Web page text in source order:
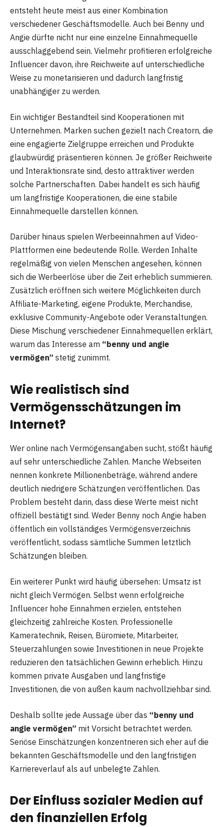
entsteht heute meist aus einer Kombination
verschiedener Geschäftsmodelle. Auch bei Benny und
Angie dürfte nicht nur eine einzelne Einnahmequelle
ausschlaggebend sein. Vielmehr profitieren erfolgreiche
Influencer davon, ihre Reichweite auf unterschiedliche
Weise zu monetarisieren und dadurch langfristig
unabhängiger zu werden.
Ein wichtiger Bestandteil sind Kooperationen mit
Unternehmen. Marken suchen gezielt nach Creatorn, die
eine engagierte Zielgruppe erreichen und Produkte
glaubwürdig präsentieren können. Je größer Reichweite
und Interaktionsrate sind, desto attraktiver werden
solche Partnerschaften. Dabei handelt es sich häufig
um langfristige Kooperationen, die eine stabile
Einnahmequelle darstellen können.
Darüber hinaus spielen Werbeeinnahmen auf Video-
Plattformen eine bedeutende Rolle. Werden Inhalte
regelmäßig von vielen Menschen angesehen, können
sich die Werbeerlöse über die Zeit erheblich summieren.
Zusätzlich eröffnen sich weitere Möglichkeiten durch
Affiliate-Marketing, eigene Produkte, Merchandise,
exklusive Community-Angebote oder Veranstaltungen.
Diese Mischung verschiedener Einnahmequellen erklärt,
warum das Interesse am “benny und angie
vermögen” stetig zunimmt.
Wie realistisch sind
Vermögensschätzungen im
Internet?
Wer online nach Vermögensangaben sucht, stößt häufig
auf sehr unterschiedliche Zahlen. Manche Webseiten
nennen konkrete Millionenbeträge, während andere
deutlich niedrigere Schätzungen veröffentlichen. Das
Problem besteht darin, dass diese Werte meist nicht
offiziell bestätigt sind. Weder Benny noch Angie haben
öffentlich ein vollständiges Vermögensverzeichnis
veröffentlicht, sodass sämtliche Summen letztlich
Schätzungen bleiben.
Ein weiterer Punkt wird häufig übersehen: Umsatz ist
nicht gleich Vermögen. Selbst wenn erfolgreiche
Influencer hohe Einnahmen erzielen, entstehen
gleichzeitig zahlreiche Kosten. Professionelle
Kameratechnik, Reisen, Büromiete, Mitarbeiter,
Steuerzahlungen sowie Investitionen in neue Projekte
reduzieren den tatsächlichen Gewinn erheblich. Hinzu
kommen private Ausgaben und langfristige
Investitionen, die von außen kaum nachvollziehbar sind.
Deshalb sollte jede Aussage über das “benny und
angie vermögen” mit Vorsicht betrachtet werden.
Seriöse Einschätzungen konzentrieren sich eher auf die
bekannten Geschäftsmodelle und den langfristigen
Karriereverlauf als auf unbelegte Zahlen.
Der Einfluss sozialer Medien auf
den finanziellen Erfolg